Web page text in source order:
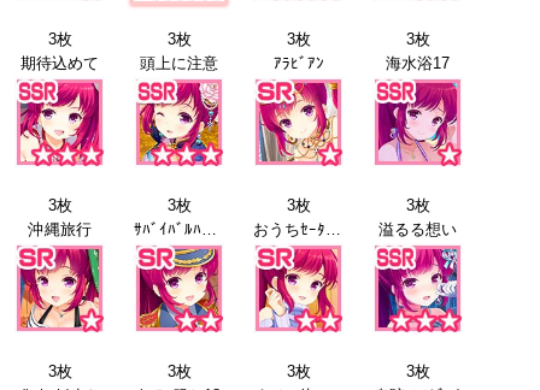
3枚
期待込めて
3枚
頭上に注意
3枚
ｱﾗﾋﾞｱﾝ
3枚
海水浴17
3枚
沖縄旅行
3枚
ｻﾊﾞｲﾊﾞﾙﾊﾞﾄﾙ17
3枚
おうちｾｰﾀｰ17
3枚
溢るる想い
3枚
3枚
3枚
3枚